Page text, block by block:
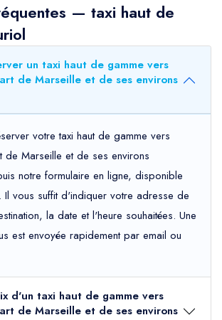
— taxi haut de
un taxi haut de gamme vers
de Marseille et de ses environs
votre taxi haut de gamme vers
de Marseille et de ses environs
notre formulaire en ligne, disponible
vous suffit d'indiquer votre adresse de
la date et l'heure souhaitées. Une
est envoyée rapidement par email ou
d'un taxi haut de gamme vers
de Marseille et de ses environs